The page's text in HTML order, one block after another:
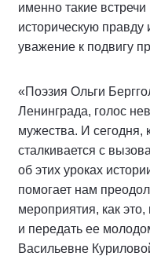
именно такие
историческую правду
уважение к подвигу
«Поэзия Ольги
Ленинграда, голос
мужества. И сегодня,
сталкивается с
об этих уроках
помогает нам
мероприятия, как
и передать ее
Васильевне